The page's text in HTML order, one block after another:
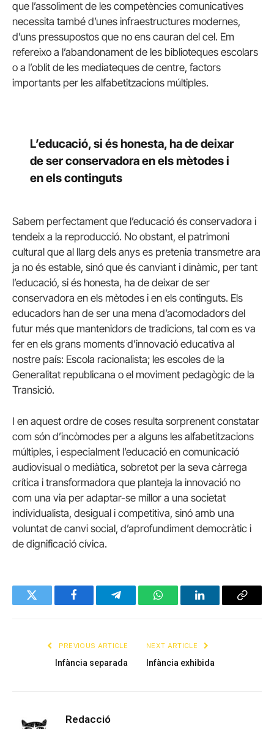
que l’assoliment de les competències comunicatives
necessita també d’unes infraestructures modernes,
d’uns pressupostos que no ens cauran del cel. Em
refereixo a l’abandonament de les biblioteques escolars
o a l’oblit de les mediateques de centre, factors
importants per les alfabetitzacions múltiples.
L’educació, si és honesta, ha de deixar
de ser conservadora en els mètodes i
en els continguts
Sabem perfectament que l’educació és conservadora i
tendeix a la reproducció. No obstant, el patrimoni
cultural que al llarg dels anys es pretenia transmetre ara
ja no és estable, sinó que és canviant i dinàmic, per tant
l’educació, si és honesta, ha de deixar de ser
conservadora en els mètodes i en els continguts. Els
educadors han de ser una mena d’acomodadors del
futur més que mantenidors de tradicions, tal com es va
fer en els grans moments d’innovació educativa al
nostre país: Escola racionalista; les escoles de la
Generalitat republicana o el moviment pedagògic de la
Transició.
I en aquest ordre de coses resulta sorprenent constatar
com són d’incòmodes per a alguns les alfabetitzacions
múltiples, i especialment l’educació en comunicació
audiovisual o mediàtica, sobretot per la seva càrrega
crítica i transformadora que planteja la innovació no
com una via per adaptar-se millor a una societat
individualista, desigual i competitiva, sinó amb una
voluntat de canvi social, d’aprofundiment democràtic i
de dignificació cívica.
Twitter FacebookTelegramWhatsAppLinkedInCopy
PREVIOUS ARTICLE
Infància separada
NEXT ARTICLE
Infància exhibida
Redacció